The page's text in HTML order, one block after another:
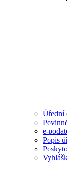
Úřední
e-
Popis